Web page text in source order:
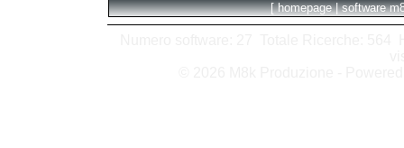
[ homepage | software